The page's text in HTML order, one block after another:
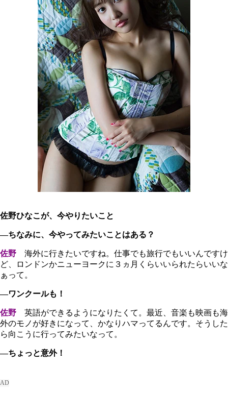
佐野ひなこが、今やりたいこと
―ちなみに、今やってみたいことはある？
佐野 海外に行きたいですね。仕事でも旅行でもいいんですけ
ど、ロンドンかニューヨークに３ヵ月くらいいられたらいいな
ぁって。
―ワンクールも！
佐野 英語ができるようになりたくて。最近、音楽も映画も海
外のモノが好きになって、かなりハマってるんです。そうした
ら向こうに行ってみたいなって。
―ちょっと意外！